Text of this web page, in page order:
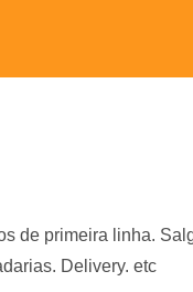
de primeira linha.
Delivery. etc